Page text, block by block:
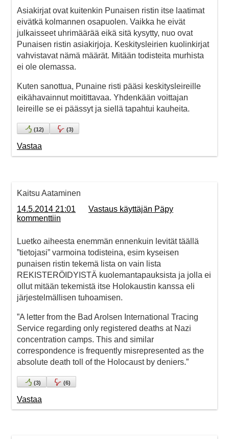
Asiakirjat ovat kuitenkin Punaisen ristin itse laatimat
eivätkä kolmannen osapuolen. Vaikka he eivät
julkaisseet uhrimäärää eikä sitä kysytty, nuo ovat
Punaisen ristin asiakirjoja. Keskitysleirien kuolinkirjat
vahvistavat nämä määrät. Mitään todisteita murhista
ei ole olemassa.
Kuten sanottua, Punaine risti pääsi keskitysleireille
eikähavainnut moitittavaa. Yhdenkään voittajan
leireille se ei päässyt ja siellä tapahtui kauheita.
(12) (3)
Vastaa
Kaitsu Aataminen
14.5.2014 21:01
Vastaus käyttäjän Päpy
kommenttiin
Luetko aiheesta enemmän ennenkuin levität täällä
”tietojasi” varmoina todisteina, esim kyseisen
punaisen ristin tekemä lista on vain lista
REKISTERÖIDYISTÄ kuolemantapauksista ja jolla ei
ollut mitään tekemistä itse Holokaustin kanssa eli
järjestelmällisen tuhoamisen.
”A letter from the Bad Arolsen International Tracing
Service regarding only registered deaths at Nazi
concentration camps. This and similar
correspondence is frequently misrepresented as the
absolute death toll of the Holocaust by deniers.”
(3) (6)
Vastaa